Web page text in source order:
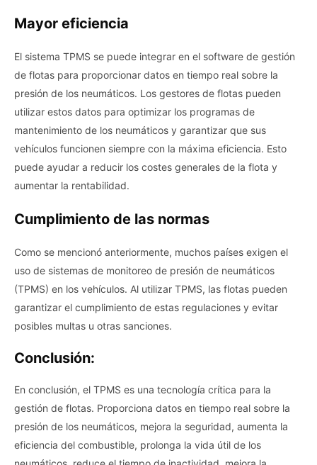
Mayor eficiencia
El sistema TPMS se puede integrar en el software de gestión
de flotas para proporcionar datos en tiempo real sobre la
presión de los neumáticos. Los gestores de flotas pueden
utilizar estos datos para optimizar los programas de
mantenimiento de los neumáticos y garantizar que sus
vehículos funcionen siempre con la máxima eficiencia. Esto
puede ayudar a reducir los costes generales de la flota y
aumentar la rentabilidad.
Cumplimiento de las normas
Como se mencionó anteriormente, muchos países exigen el
uso de sistemas de monitoreo de presión de neumáticos
(TPMS) en los vehículos. Al utilizar TPMS, las flotas pueden
garantizar el cumplimiento de estas regulaciones y evitar
posibles multas u otras sanciones.
Conclusión:
En conclusión, el TPMS es una tecnología crítica para la
gestión de flotas. Proporciona datos en tiempo real sobre la
presión de los neumáticos, mejora la seguridad, aumenta la
eficiencia del combustible, prolonga la vida útil de los